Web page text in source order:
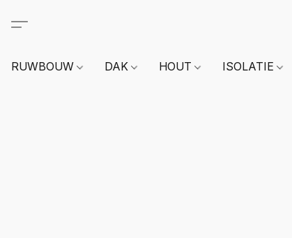
RUWBOUW DAK HOUT ISOLATIE